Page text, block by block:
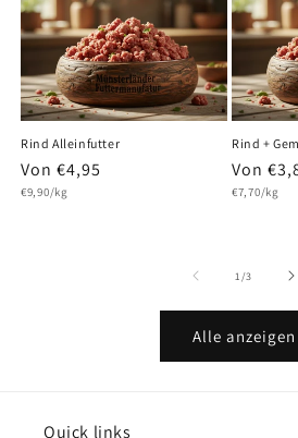
Rind Alleinfutter
Normaler
Preis
Von €4,95
Grundpreis
€9,90/kg
Rind +
Preis
Von
Grundpreis
€7,70/kg
1/von
3
Alle anzeigen
Quick links